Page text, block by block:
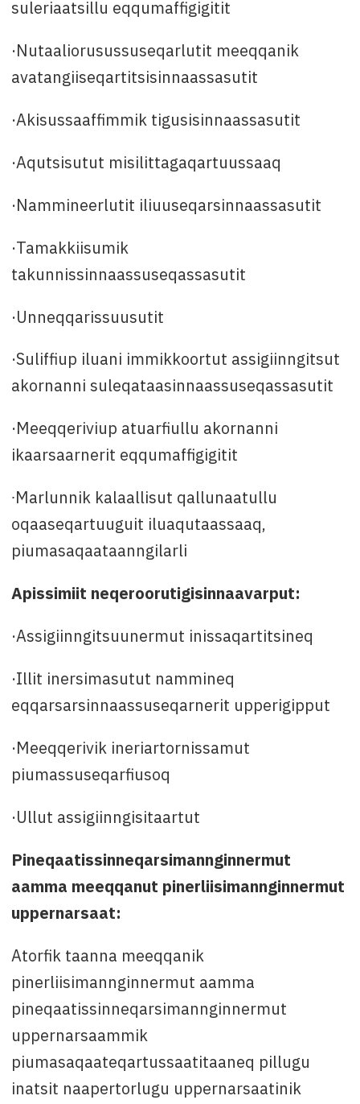
suleriaatsillu eqqumaffigigitit
·Nutaaliorusussuseqarlutit meeqqanik
avatangiiseqartitsisinnaassasutit
·Akisussaaffimmik tigusisinnaassasutit
·Aqutsisutut misilittagaqartuussaaq
·Nammineerlutit iliuuseqarsinnaassasutit
·Tamakkiisumik
takunnissinnaassuseqassasutit
·Unneqqarissuusutit
·Suliffiup iluani immikkoortut assigiinngitsut
akornanni suleqataasinnaassuseqassasutit
·Meeqqeriviup atuarfiullu akornanni
ikaarsaarnerit eqqumaffigigitit
∙Marlunnik kalaallisut qallunaatullu
oqaaseqartuuguit iluaqutaassaaq,
piumasaqaataanngilarli
Apissimiit neqeroorutigisinnaavarput:
·Assigiinngitsuunermut inissaqartitsineq
·Illit inersimasutut nammineq
eqqarsarsinnaassuseqarnerit upperigipput
·Meeqqerivik ineriartornissamut
piumassuseqarfiusoq
·Ullut assigiinngisitaartut
Pineqaatissinneqarsimannginnermut
aamma meeqqanut pinerliisimannginnermut
uppernarsaat:
Atorfik taanna meeqqanik
pinerliisimannginnermut aamma
pineqaatissinneqarsimannginnermut
uppernarsaammik
piumasaqaateqartussaatitaaneq pillugu
inatsit naapertorlugu uppernarsaatinik